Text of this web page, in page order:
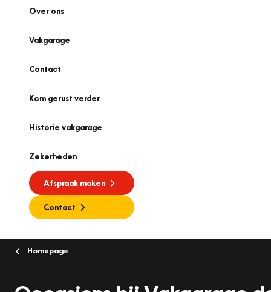
Over ons
Vakgarage
Contact
Kom gerust verder
Historie vakgarage
Zekerheden
Afspraak maken
Contact
Homepage